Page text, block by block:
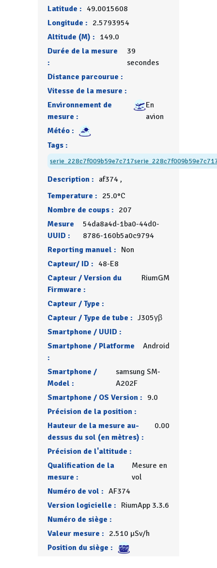
Latitude : 49.0015608
Longitude : 2.5793954
Altitude (M) : 149.0
Durée de la mesure
:
39
secondes
Distance parcourue :
Vitesse de la mesure :
Environnement de
mesure :
En
avion
Météo :
Tags :
serie_228c7f009b59e7c717
Description : af374 ,
Temperature : 25.0°C
Nombre de coups : 207
Mesure
UUID :
54da8a4d-1ba0-44d0-
8786-160b5a0c9794
Reporting manuel : Non
Capteur/ ID : 48-E8
Capteur / Version du
Firmware :
RiumGM
Capteur / Type :
Capteur / Type de tube : J305γβ
Smartphone / UUID :
Smartphone / Platforme
:
Android
Smartphone /
Model :
samsung SM-
A202F
Smartphone / OS Version : 9.0
Précision de la position :
Hauteur de la mesure au-
dessus du sol (en mètres) :
0.00
Précision de l'altitude :
Qualification de la
mesure :
Mesure en
vol
Numéro de vol : AF374
Version logicielle : RiumApp 3.3.6
Numéro de siège :
Valeur mesure : 2.510 µSv/h
Position du siège :